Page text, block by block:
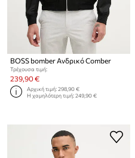
BOSS bomber Ανδρικό Comber
Τρέχουσα τιμή:
239,90 €
Αρχική τιμή:298,90 €
Η χαμηλότερη τιμή:249,90 €